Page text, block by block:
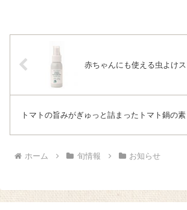
赤ちゃんにも使える虫よけ
トマトの旨みがぎゅっと詰まったトマト鍋の素
ホーム 旬情報 お知らせ